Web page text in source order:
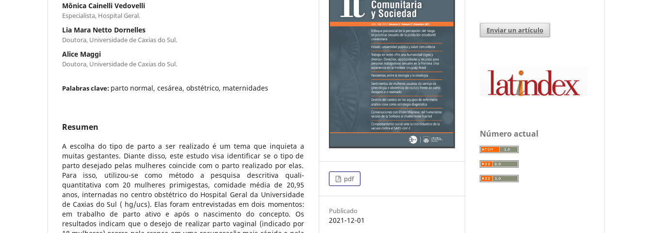
Mônica Cainelli Vedovelli
Especialista, Hospital Geral.
Lia Mara Netto Dornelles
Doutora, Universidade de Caxias do Sul.
Alice Maggi
Doutora, Universidade de Caxias do Sul.
Palabras clave: parto normal, cesárea, obstétrico, maternidades
Resumen
A escolha do tipo de parto a ser realizado é um tema que inquieta a
muitas gestantes. Diante disso, este estudo visa identificar se o tipo de
parto desejado pelas mulheres coincide com o parto realizado por elas.
Para isso, utilizou-se como método a pesquisa descritiva quali-
quantitativa com 20 mulheres primigestas, comidade média de 20,95
anos, internadas no centro obstétrico do Hospital Geral da Universidade
de Caxias do Sul ( hg/ucs). Elas foram entrevistadas em dois momentos:
em trabalho de parto ativo e após o nascimento do concepto. Os
resultados indicam que o desejo de realizar parto vaginal (indicado por
pdf
Publicado
2021-12-01
Enviar un artículo
Número actual